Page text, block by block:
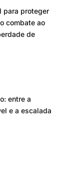
para proteger
combate ao
de
entre a
e a escalada